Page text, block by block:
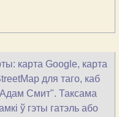
карта Google, карта
для таго, каб
"Адам Смит". Таксама
ў гэты гатэль або